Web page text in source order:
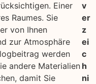
Einer
Raumes. Sie
von Ihnen
zur Atmosphäre
werden
andere Materialien
damit Sie
v
er
z
ei
c
h
ni